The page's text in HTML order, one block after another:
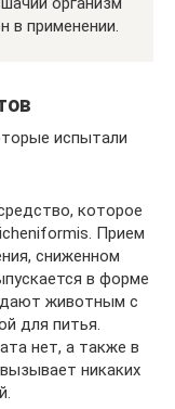
в применении.
испытали
которое
Прием
сниженном
в форме
дают животным с
для питья.
нет, а также в
никаких